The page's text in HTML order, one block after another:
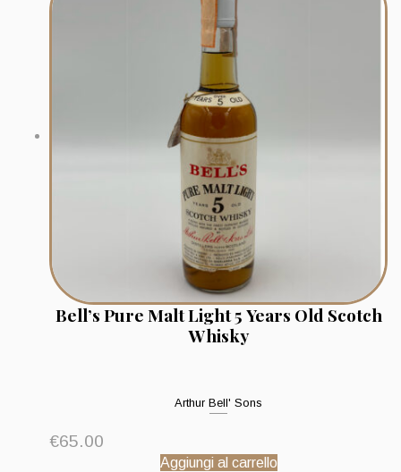
Bell’s Pure Malt Light 5 Years Old Scotch
Whisky
Arthur Bell' Sons
€65.00
Aggiungi al carrello